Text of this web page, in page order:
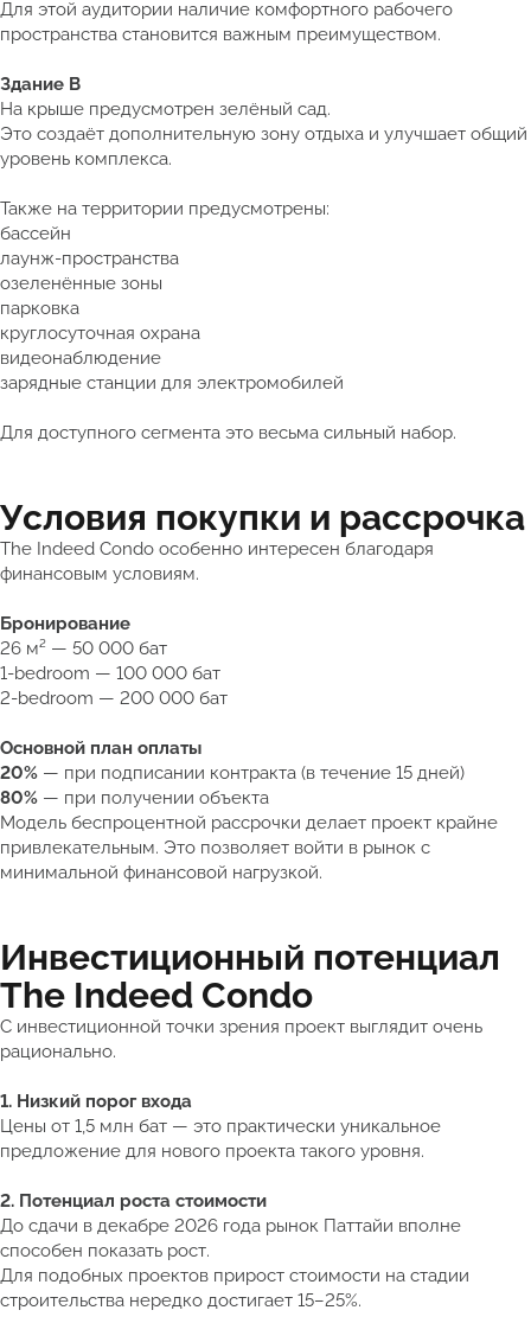
Для этой аудитории наличие комфортного рабочего
пространства становится важным преимуществом.
Здание B
На крыше предусмотрен зелёный сад.
Это создаёт дополнительную зону отдыха и улучшает общий
уровень комплекса.
Также на территории предусмотрены:
бассейн
лаунж-пространства
озеленённые зоны
парковка
круглосуточная охрана
видеонаблюдение
зарядные станции для электромобилей
Для доступного сегмента это весьма сильный набор.
Условия покупки и рассрочка
The Indeed Condo особенно интересен благодаря
финансовым условиям.
Бронирование
26 м² — 50 000 бат
1-bedroom — 100 000 бат
2-bedroom — 200 000 бат
Основной план оплаты
20% — при подписании контракта (в течение 15 дней)
80% — при получении объекта
Модель беспроцентной рассрочки делает проект крайне
привлекательным. Это позволяет войти в рынок с
минимальной финансовой нагрузкой.
Инвестиционный потенциал
The Indeed Condo
С инвестиционной точки зрения проект выглядит очень
рационально.
1. Низкий порог входа
Цены от 1,5 млн бат — это практически уникальное
предложение для нового проекта такого уровня.
2. Потенциал роста стоимости
До сдачи в декабре 2026 года рынок Паттайи вполне
способен показать рост.
Для подобных проектов прирост стоимости на стадии
строительства нередко достигает 15–25%.